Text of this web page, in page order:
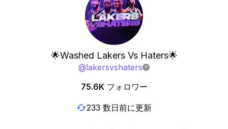
🌟Washed Lakers Vs Haters🌟
@lakersvshaters
75.6K フォロワー
233 数日前に更新